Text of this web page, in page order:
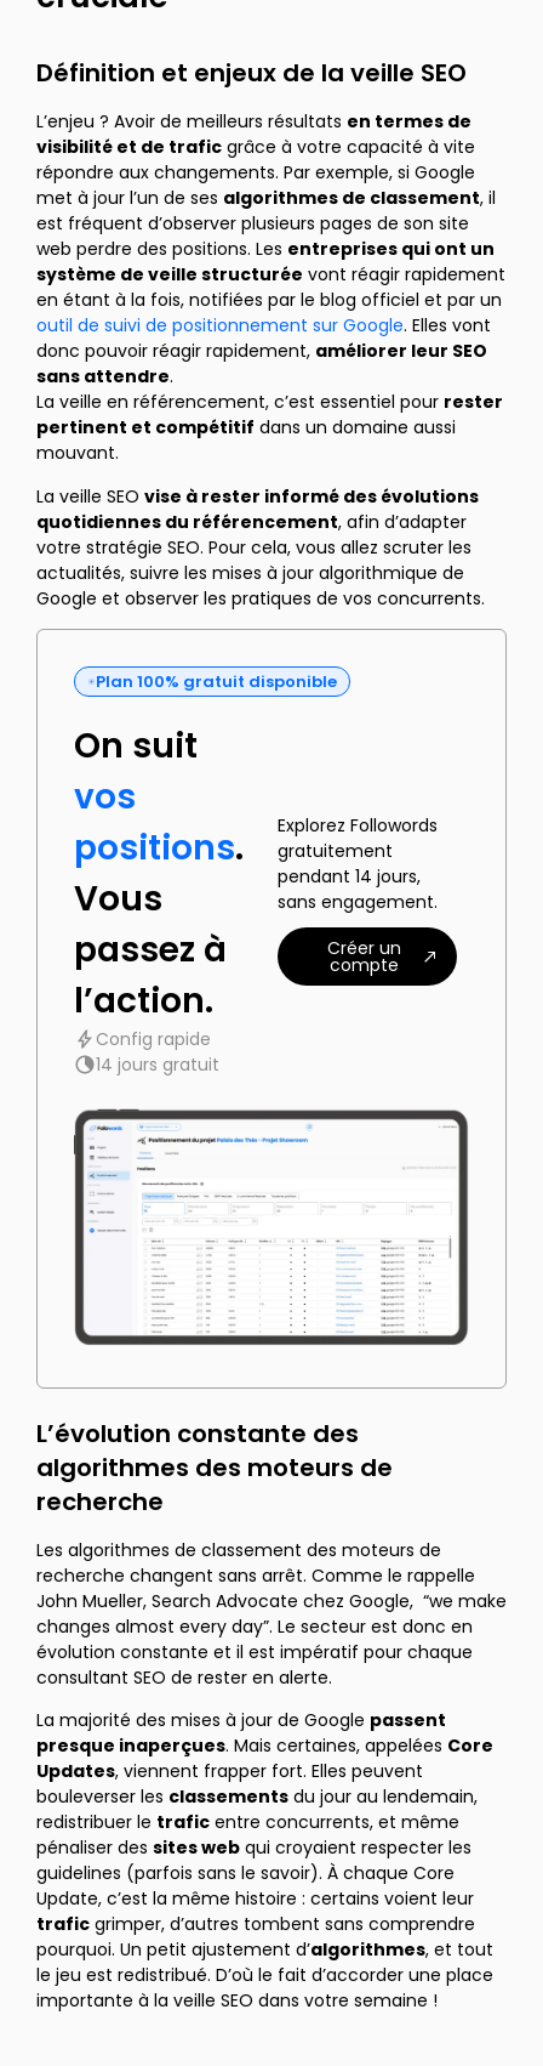
Définition et enjeux de la veille SEO
L’enjeu ? Avoir de meilleurs résultats en termes de
visibilité et de trafic grâce à votre capacité à vite
répondre aux changements. Par exemple, si Google
met à jour l’un de ses algorithmes de classement, il
est fréquent d’observer plusieurs pages de son site
web perdre des positions. Les entreprises qui ont un
système de veille structurée vont réagir rapidement
en étant à la fois, notifiées par le blog officiel et par un
outil de suivi de positionnement sur Google. Elles vont
donc pouvoir réagir rapidement, améliorer leur SEO
sans attendre.
La veille en référencement, c’est essentiel pour rester
pertinent et compétitif dans un domaine aussi
mouvant.
La veille SEO vise à rester informé des évolutions
quotidiennes du référencement, afin d’adapter
votre stratégie SEO. Pour cela, vous allez scruter les
actualités, suivre les mises à jour algorithmique de
Google et observer les pratiques de vos concurrents.
Plan 100% gratuit disponible
On suit
vos
positions.
Vous
passez à
l’action.
Config rapide
14 jours gratuit
Explorez Followords
gratuitement
pendant 14 jours,
sans engagement.
Créer un
compte
L’évolution constante des
algorithmes des moteurs de
recherche
Les algorithmes de classement des moteurs de
recherche changent sans arrêt. Comme le rappelle
John Mueller, Search Advocate chez Google, “we make
changes almost every day”. Le secteur est donc en
évolution constante et il est impératif pour chaque
consultant SEO de rester en alerte.
La majorité des mises à jour de Google passent
presque inaperçues. Mais certaines, appelées Core
Updates, viennent frapper fort. Elles peuvent
bouleverser les classements du jour au lendemain,
redistribuer le trafic entre concurrents, et même
pénaliser des sites web qui croyaient respecter les
guidelines (parfois sans le savoir). À chaque Core
Update, c’est la même histoire : certains voient leur
trafic grimper, d’autres tombent sans comprendre
pourquoi. Un petit ajustement d’algorithmes, et tout
le jeu est redistribué. D’où le fait d’accorder une place
importante à la veille SEO dans votre semaine !